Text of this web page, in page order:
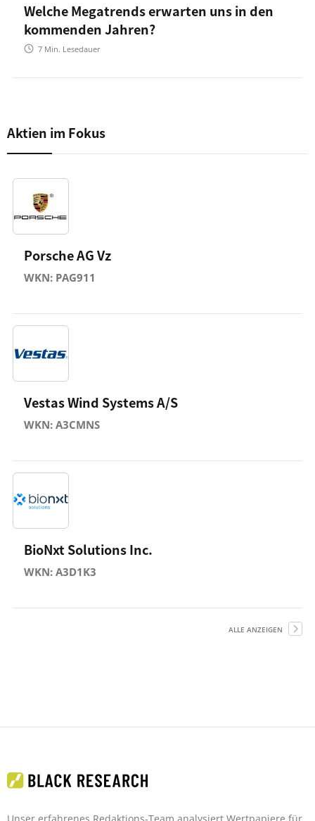
Welche Megatrends erwarten uns in den
kommenden Jahren?
7 Min. Lesedauer
Aktien im Fokus
Porsche AG Vz
WKN: PAG911
Vestas Wind Systems A/S
WKN: A3CMNS
BioNxt Solutions Inc.
WKN: A3D1K3
ALLE ANZEIGEN